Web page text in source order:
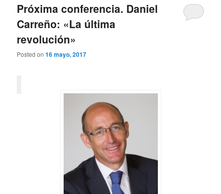
Próxima conferencia. Daniel
Carreño: «La última
revolución»
Posted on16 mayo, 2017